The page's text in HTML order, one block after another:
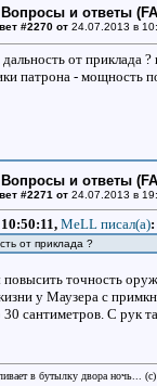
Вопросы и ответы
#2270 от24.07.2013 в
дальность от приклада
патрона - мощность
Вопросы и ответы
#2271 от24.07.2013 в
MeLL писал(a):
от приклада ?
точность
у Маузера с
30 сантиметров. С рук
в бутылку двора ночь...